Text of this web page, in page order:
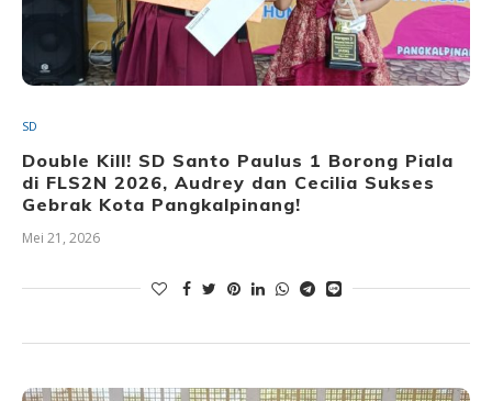
SD
Double Kill! SD Santo Paulus 1 Borong Piala
di FLS2N 2026, Audrey dan Cecilia Sukses
Gebrak Kota Pangkalpinang!
Mei 21, 2026